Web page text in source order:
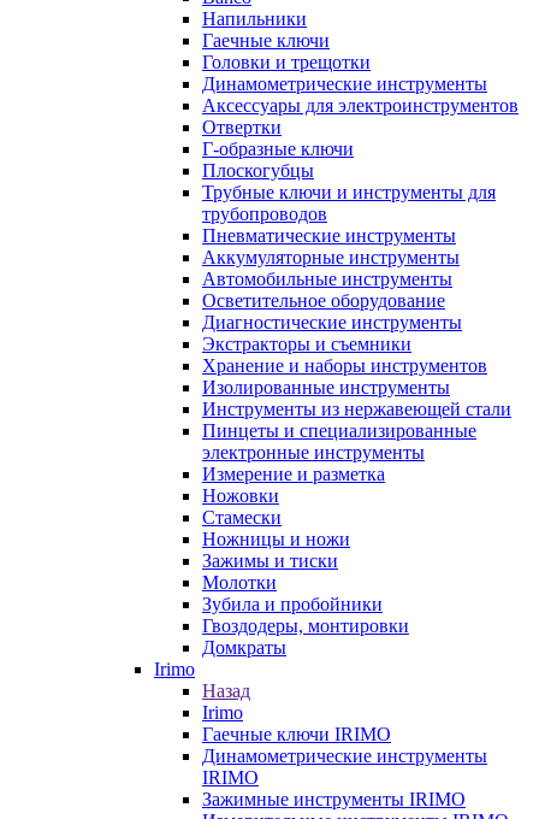
Напильники
Гаечные ключи
Головки и трещотки
Динамометрические инструменты
Аксессуары для электроинструментов
Отвертки
Г-образные ключи
Плоскогубцы
Трубные ключи и инструменты для
трубопроводов
Пневматические инструменты
Аккумуляторные инструменты
Автомобильные инструменты
Осветительное оборудование
Диагностические инструменты
Экстракторы и съемники
Хранение и наборы инструментов
Изолированные инструменты
Инструменты из нержавеющей стали
Пинцеты и специализированные
электронные инструменты
Измерение и разметка
Ножовки
Стамески
Ножницы и ножи
Зажимы и тиски
Молотки
Зубила и пробойники
Гвоздодеры, монтировки
Домкраты
Irimo
Назад
Irimo
Гаечные ключи IRIMO
Динамометрические инструменты
IRIMO
Зажимные инструменты IRIMO